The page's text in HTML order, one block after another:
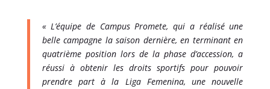
« L’équipe de Campus Promete, qui a réalisé une
belle campagne la saison dernière, en terminant en
quatrième position lors de la phase d’accession, a
réussi à obtenir les droits sportifs pour pouvoir
prendre part à la Liga Femenina, une nouvelle